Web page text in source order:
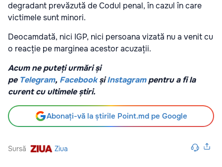
degradant prevăzută de Codul penal, în cazul în care
victimele sunt minori.
Deocamdată, nici IGP, nici persoana vizată nu a venit cu
o reacție pe marginea acestor acuzații.
Acum ne puteți urmări și
pe Telegram, Facebook șiInstagrampentru a fi la
curent cu ultimele știri.
Abonați-vă la știrile Point.md pe Google
Sursă Ziua